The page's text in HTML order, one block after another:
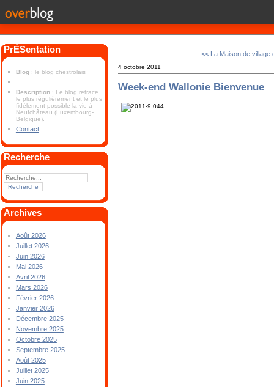
PrÉSentation
Blog : le blog chestrolais
Description : Le blog retrace
le plus régulièrement et le plus
fidèlement possible la vie à
Neufchâteau (Luxembourg-
Belgique).
Contact
Recherche
Archives
Août 2026
Juillet 2026
Juin 2026
Mai 2026
Avril 2026
Mars 2026
Février 2026
Janvier 2026
Décembre 2025
Novembre 2025
Octobre 2025
Septembre 2025
Août 2025
Juillet 2025
Juin 2025
<< La Maison de village
4 octobre 2011
Week-end Wallonie Bienvenue